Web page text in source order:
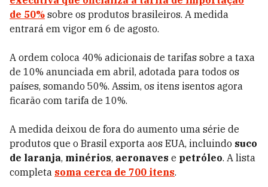
de 50% sobre os produtos brasileiros. A medida
entrará em vigor em 6 de agosto.
A ordem coloca 40% adicionais de tarifas sobre a taxa
de 10% anunciada em abril, adotada para todos os
países, somando 50%. Assim, os itens isentos agora
ficarão com tarifa de 10%.
A medida deixou de fora do aumento uma série de
produtos que o Brasil exporta aos EUA, incluindo suco
de laranja, minérios, aeronaves e petróleo. A lista
completa soma cerca de 700 itens.